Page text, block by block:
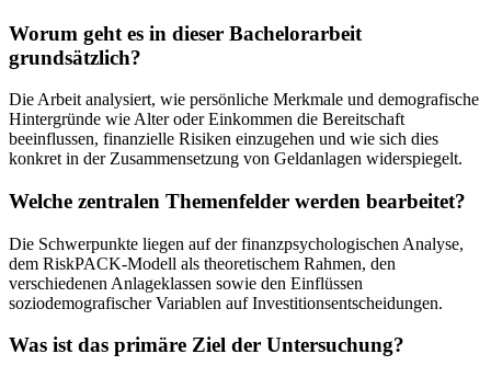
Worum geht es in dieser Bachelorarbeit
grundsätzlich?
Die Arbeit analysiert, wie persönliche Merkmale und demografische
Hintergründe wie Alter oder Einkommen die Bereitschaft
beeinflussen, finanzielle Risiken einzugehen und wie sich dies
konkret in der Zusammensetzung von Geldanlagen widerspiegelt.
Welche zentralen Themenfelder werden bearbeitet?
Die Schwerpunkte liegen auf der finanzpsychologischen Analyse,
dem RiskPACK-Modell als theoretischem Rahmen, den
verschiedenen Anlageklassen sowie den Einflüssen
soziodemografischer Variablen auf Investitionsentscheidungen.
Was ist das primäre Ziel der Untersuchung?